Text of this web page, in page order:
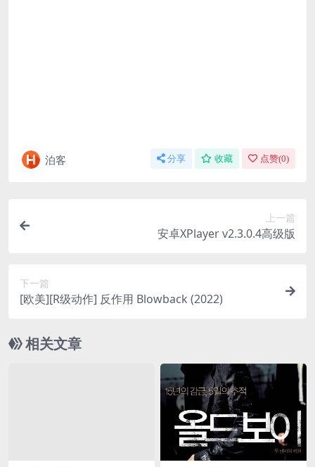
泊客 分享 收藏 点赞(0)
上一篇
安卓XPlayer v2.3.0.4高级版
下一篇
[欧美][R级动作] 反作用 Blowback (2022)
相关文章